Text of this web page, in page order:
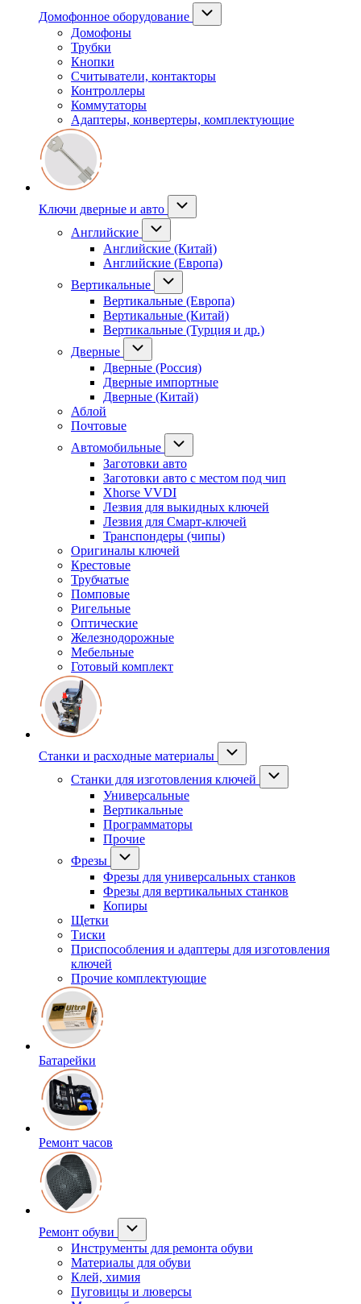
Домофонное оборудование
Домофоны
Трубки
Кнопки
Считыватели, контакторы
Контроллеры
Коммутаторы
Адаптеры, конвертеры, комплектующие
Ключи дверные и авто
Английские
Английские (Китай)
Английские (Европа)
Вертикальные
Вертикальные (Европа)
Вертикальные (Китай)
Вертикальные (Турция и др.)
Дверные
Дверные (Россия)
Дверные импортные
Дверные (Китай)
Аблой
Почтовые
Автомобильные
Заготовки авто
Заготовки авто с местом под чип
Xhorse VVDI
Лезвия для выкидных ключей
Лезвия для Смарт-ключей
Транспондеры (чипы)
Оригиналы ключей
Крестовые
Трубчатые
Помповые
Ригельные
Оптические
Железнодорожные
Мебельные
Готовый комплект
Станки и расходные материалы
Станки для изготовления ключей
Универсальные
Вертикальные
Программаторы
Прочие
Фрезы
Фрезы для универсальных станков
Фрезы для вертикальных станков
Копиры
Щетки
Тиски
Приспособления и адаптеры для изготовления
ключей
Прочие комплектующие
Батарейки
Ремонт часов
Ремонт обуви
Инструменты для ремонта обуви
Материалы для обуви
Клей, химия
Пуговицы и люверсы